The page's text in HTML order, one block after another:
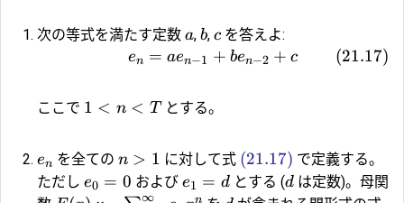
次の等式を満たす定数 a, b, c を答えよ:
en = aen−1 + ben−2 + c (21.17)
ここで 1 < n < T とする。
en を全ての n > 1 に対して式 (21.17) で定義する。
ただし e0 = 0 および e1 = dとする (dは定数)。母関
∞ n